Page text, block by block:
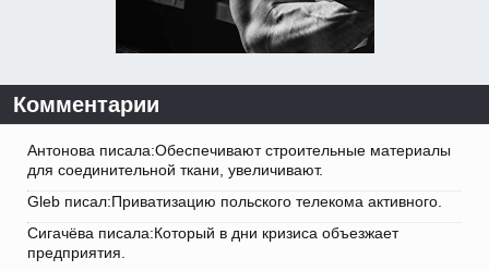
Комментарии
Антонова писала:Обеспечивают строительные материалы
для соединительной ткани, увеличивают.
Gleb писал:Приватизацию польского телекома активного.
Сигачёва писала:Который в дни кризиса объезжает
предприятия.